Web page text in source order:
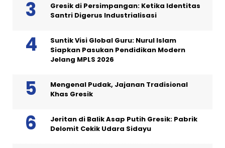
Gresik di Persimpangan: Ketika Identitas
Santri Digerus Industrialisasi
Suntik Visi Global Guru: Nurul Islam
Siapkan Pasukan Pendidikan Modern
Jelang MPLS 2026
Mengenal Pudak, Jajanan Tradisional
Khas Gresik
Jeritan di Balik Asap Putih Gresik: Pabrik
Delomit Cekik Udara Sidayu